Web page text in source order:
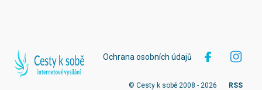
Ochrana osobních údajů
© Cesty k sobě 2008 - 2026 RSS